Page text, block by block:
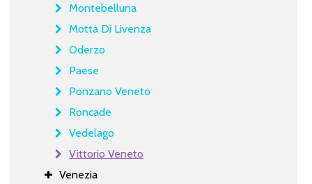
Montebelluna
Motta Di Livenza
Oderzo
Paese
Ponzano Veneto
Roncade
Vedelago
Vittorio Veneto
Venezia